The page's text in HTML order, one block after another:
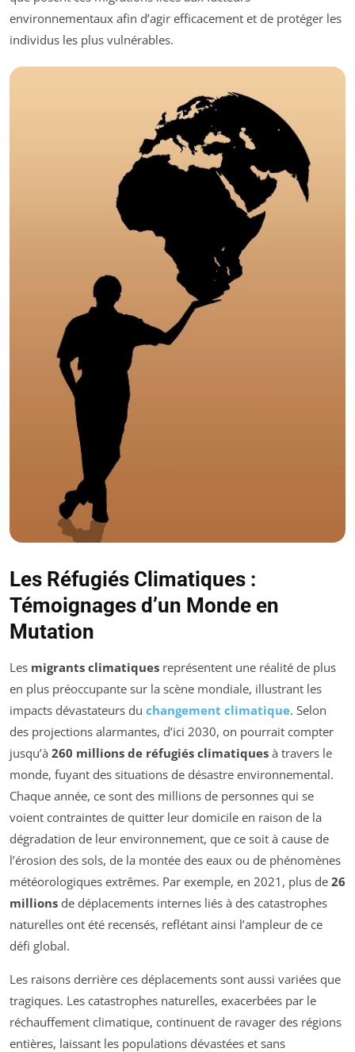
environnementaux afin d’agir efficacement et de protéger les
individus les plus vulnérables.
Les Réfugiés Climatiques :
Témoignages d’un Monde en
Mutation
Les migrants climatiques représentent une réalité de plus
en plus préoccupante sur la scène mondiale, illustrant les
impacts dévastateurs du changement climatique. Selon
des projections alarmantes, d’ici 2030, on pourrait compter
jusqu’à 260 millions de réfugiés climatiques à travers le
monde, fuyant des situations de désastre environnemental.
Chaque année, ce sont des millions de personnes qui se
voient contraintes de quitter leur domicile en raison de la
dégradation de leur environnement, que ce soit à cause de
l’érosion des sols, de la montée des eaux ou de phénomènes
météorologiques extrêmes. Par exemple, en 2021, plus de 26
millions de déplacements internes liés à des catastrophes
naturelles ont été recensés, reflétant ainsi l’ampleur de ce
défi global.
Les raisons derrière ces déplacements sont aussi variées que
tragiques. Les catastrophes naturelles, exacerbées par le
réchauffement climatique, continuent de ravager des régions
entières, laissant les populations dévastées et sans